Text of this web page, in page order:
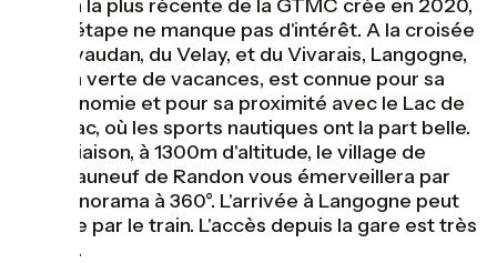
Liaison la plus récente de la GTMC crée en 2020,
cette étape ne manque pas d'intérêt. A la croisée
du Gévaudan, du Velay, et du Vivarais, Langogne,
station verte de vacances, est connue pour sa
gastronomie et pour sa proximité avec le Lac de
Naussac, où les sports nautiques ont la part belle.
Sur la liaison, à 1300m d'altitude, le village de
Châteauneuf de Randon vous émerveillera par
son panorama à 360°. L'arrivée à Langogne peut
se faire par le train. L'accès depuis la gare est très
simple.